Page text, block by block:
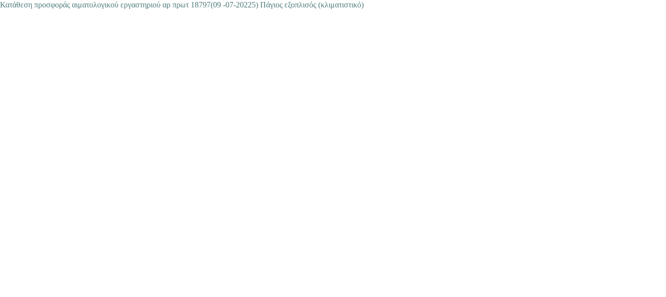
Κατάθεση προσφοράς αιματολογικού εργαστηριού αρ πρωτ 18797(09 -07-20225) Πάγιος εξοπλισός (κλιματιστικό)